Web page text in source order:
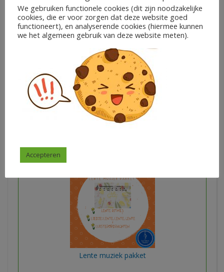
Veilig Leren Lezen kern 8 spellenpakket
€9,00
Weg van van onderwijs
In winkelwagen
Lente muziek pakket
We gebruiken functionele cookies (dit zijn noodzakelijke
cookies, die er voor zorgen dat deze website goed
functioneert), en analyserende cookies (hiermee kunnen
we het algemeen gebruik van deze website meten).
Accepteren